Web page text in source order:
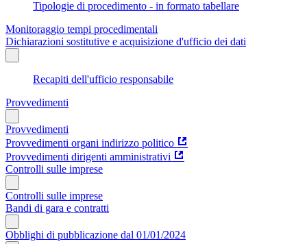
Tipologie di procedimento - in formato tabellare
Monitoraggio tempi procedimentali
Dichiarazioni sostitutive e acquisizione d'ufficio dei dati
Recapiti dell'ufficio responsabile
Provvedimenti
Provvedimenti
Provvedimenti organi indirizzo politico
Provvedimenti dirigenti amministrativi
Controlli sulle imprese
Controlli sulle imprese
Bandi di gara e contratti
Obblighi di pubblicazione dal 01/01/2024